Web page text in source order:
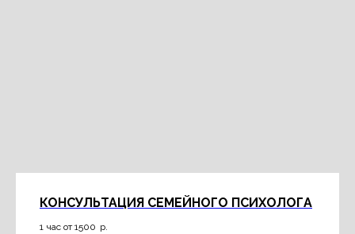
КОНСУЛЬТАЦИЯ СЕМЕЙНОГО ПСИХОЛОГА
1 час от 1500 р.